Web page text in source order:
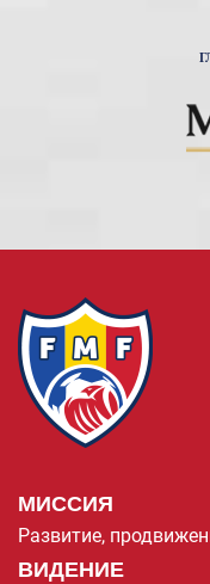
МИССИЯ
Развитие,
ВИДЕНИЕ